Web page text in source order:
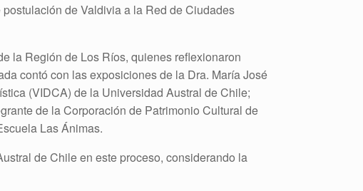
de Valdivia a la Red de Ciudades
la Región de Los Ríos, quienes reflexionaron
contó con las exposiciones de la Dra. María José
(VIDCA) de la Universidad Austral de Chile;
de la Corporación de Patrimonio Cultural de
Las Ánimas.
de Chile en este proceso, considerando la